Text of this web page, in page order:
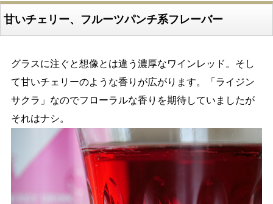
甘いチェリー、フルーツパンチ系フレーバー
グラスに注ぐと想像とは違う濃厚なワインレッド。そし
て甘いチェリーのような香りが広がります。「ライジン
サクラ」なのでフローラルな香りを期待していましたが
それはナシ。